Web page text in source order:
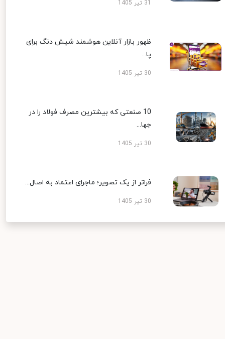
ظهور بازار آنلاین هوشمند شیش دنگ برای
پا...
30 تیر 1405
10 صنعتی که بیشترین مصرف فولاد را در
جها...
30 تیر 1405
فراتر از یک تصویر؛ ماجرای اعتماد به اصال...
30 تیر 1405